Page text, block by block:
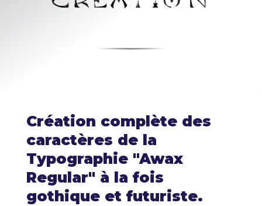
Création complète des
caractères de la
Typographie "Awax
Regular" à la fois
gothique et futuriste.